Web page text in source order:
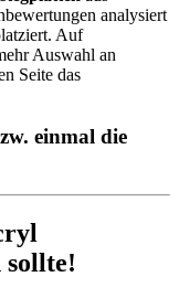
analysiert
Auf
Auswahl an
Seite das
einmal die
sollte!